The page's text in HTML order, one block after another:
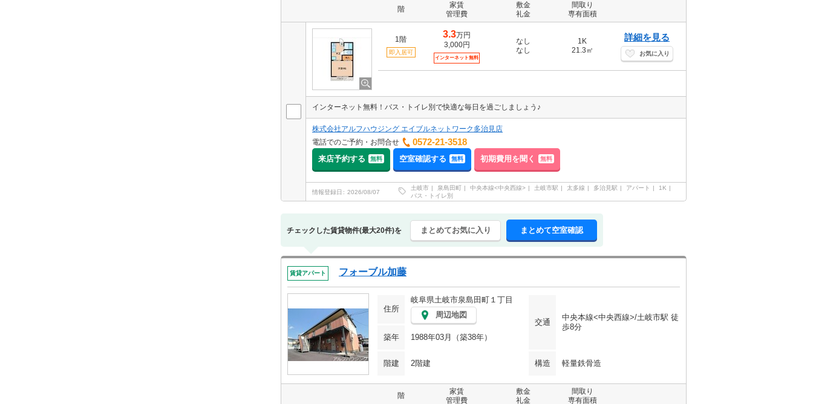
階
家賃
管理費
敷金
礼金
間取り
専有面積
1階
即入居可
3.3万円
3,000円
インターネット無料
なし
なし
1K
21.3㎡
詳細を見る
お気に入り
インターネット無料！バス・トイレ別で快適な毎日を過ごしましょう♪
株式会社アルフハウジング エイブルネットワーク多治見店
電話でのご予約・お問合せ
0572-21-3518
来店予約する 無料 空室確認する 無料 初期費用を聞く 無料
情報登録日 2026/08/07
土岐市 泉島田町 中央本線<中央西線> 土岐市駅 太多線 多治見駅 アパート
1K
バス・トイレ別
チェックした賃貸物件(最大20件)を まとめてお気に入り まとめて空室確認
賃貸アパート フォーブル加藤
住所
岐阜県土岐市泉島田町１丁目
周辺地図
交通
中央本線<中央西線>/土岐市駅 徒
歩8分
築年
1988年03月（築38年）
階建 2階建 構造 軽量鉄骨造
階
家賃
管理費
敷金
礼金
間取り
専有面積